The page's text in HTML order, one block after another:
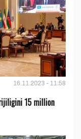
16.11.2023 - 11:58
15 million